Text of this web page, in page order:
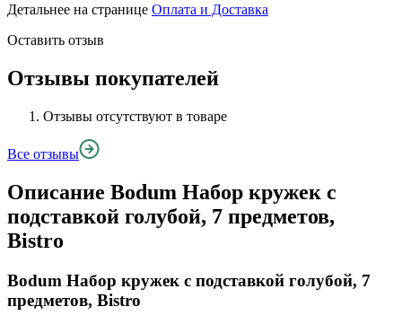
Детальнее на странице Оплата и Доставка
Оставить отзыв
Отзывы покупателей
Отзывы отсутствуют в товаре
Все отзывы
Описание Bodum Набор кружек с
подставкой голубой, 7 предметов,
Bistro
Bodum Набор кружек с подставкой голубой, 7
предметов, Bistro